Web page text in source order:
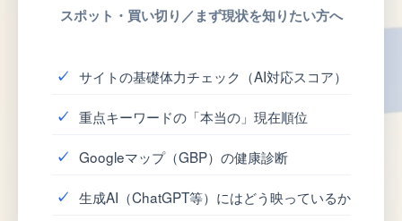
スポット・買い切り／まず現状を知りたい方へ
サイトの基礎体力チェック（AI対応スコア）
重点キーワードの「本当の」現在順位
Googleマップ（GBP）の健康診断
生成AI（ChatGPT等）にはどう映っているか